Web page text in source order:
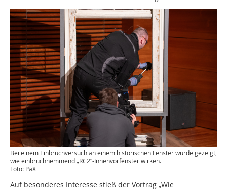
Bei einem Einbruchversuch an einem historischen Fenster wurde gezeigt,
wie einbruchhemmend „RC2“-Innenvorfenster wirken.
Foto: PaX
Auf besonderes Interesse stieß der Vortrag „Wie